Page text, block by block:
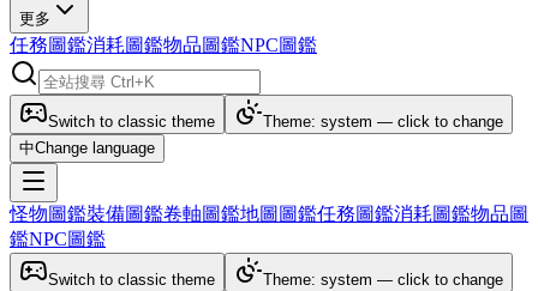
更多
任務圖鑑消耗圖鑑物品圖鑑NPC圖鑑
Switch to classic theme
Theme: system — click to change
中Change language
怪物圖鑑裝備圖鑑卷軸圖鑑地圖圖鑑任務圖鑑消耗圖鑑物品圖
鑑NPC圖鑑
Switch to classic theme
Theme: system — click to change